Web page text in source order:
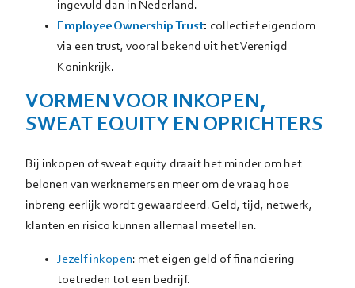
ingevuld dan in Nederland.
Employee Ownership Trust: collectief eigendom
via een trust, vooral bekend uit het Verenigd
Koninkrijk.
VORMEN VOOR INKOPEN,
SWEAT EQUITY EN OPRICHTERS
Bij inkopen of sweat equity draait het minder om het
belonen van werknemers en meer om de vraag hoe
inbreng eerlijk wordt gewaardeerd. Geld, tijd, netwerk,
klanten en risico kunnen allemaal meetellen.
Jezelf inkopen: met eigen geld of financiering
toetreden tot een bedrijf.